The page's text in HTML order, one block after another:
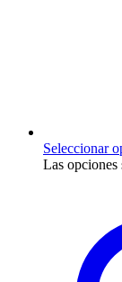
Seleccionar
Las opciones